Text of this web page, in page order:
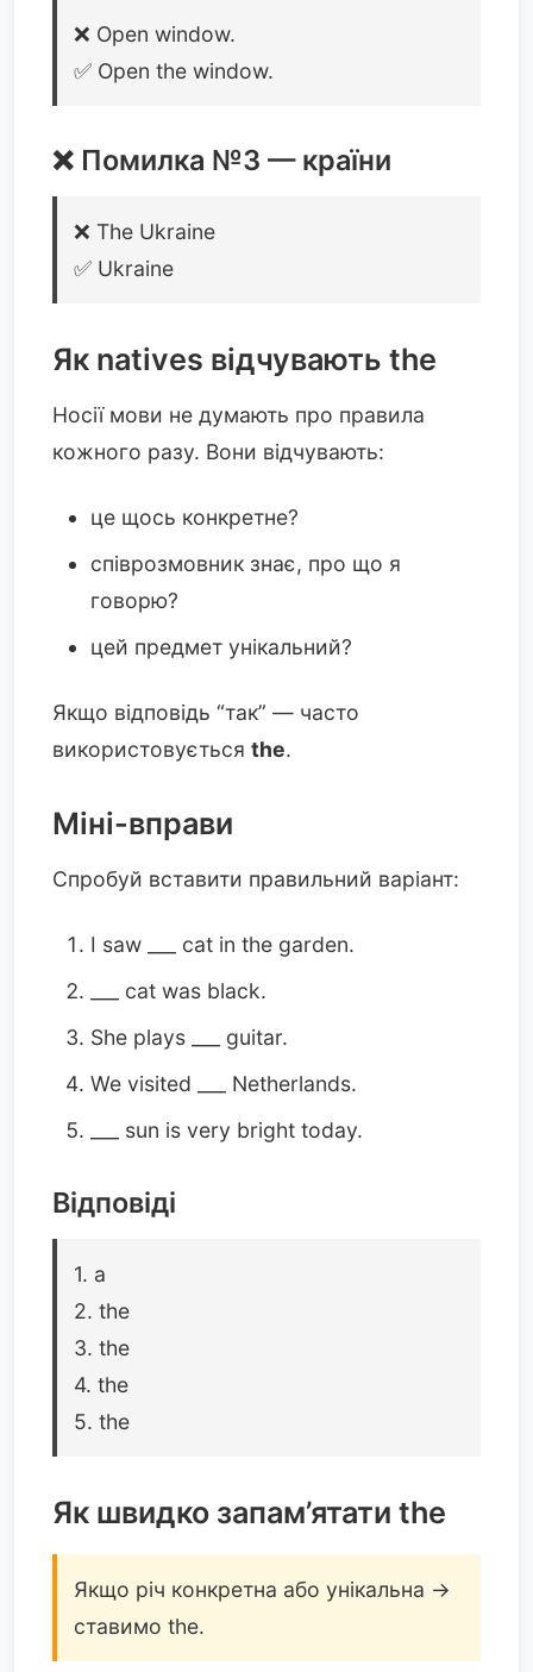
❌ Open window.
✅ Open the window.
❌ Помилка №3 — країни
❌ The Ukraine
✅ Ukraine
Як natives відчувають the
Носії мови не думають про правила
кожного разу. Вони відчувають:
це щось конкретне?
співрозмовник знає, про що я
говорю?
цей предмет унікальний?
Якщо відповідь “так” — часто
використовується the.
Міні-вправи
Спробуй вставити правильний варіант:
I saw ___ cat in the garden.
___ cat was black.
She plays ___ guitar.
We visited ___ Netherlands.
___ sun is very bright today.
Відповіді
1. a
2. the
3. the
4. the
5. the
Як швидко запам’ятати the
Якщо річ конкретна або унікальна →
ставимо the.